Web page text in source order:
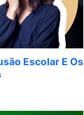
Escolar E Os